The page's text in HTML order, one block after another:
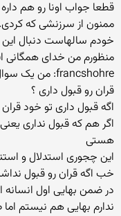
قطعا جواب اونا رو هم
ممنون از سرزنشی كه كردی.
خودم سالهاست دنبال
منظورم من خدای همگانی
francshohre: من یک سوال دارم ؟
قران رو قبول داری ؟
اگه قبول داری تو خود
اگر هم که قبول نداری
هستی
این چجوری استدلال و
خب اگه قران رو قبول
در ضمن بهایی اول انسانه
ندارم بهایی هم نیستم